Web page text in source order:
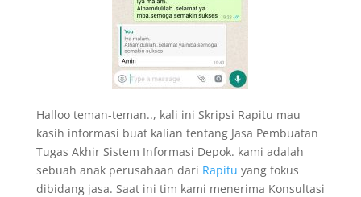
Halloo teman-teman.., kali ini Skripsi Rapitu mau
kasih informasi buat kalian tentang Jasa Pembuatan
Tugas Akhir Sistem Informasi Depok. kami adalah
sebuah anak perusahaan dari Rapitu yang fokus
dibidang jasa. Saat ini tim kami menerima Konsultasi